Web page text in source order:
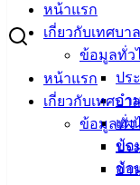
หน้าแรก
เกี่ยวกับเทศบาล
ข้อมูลทั่ว
ปร
อำ
แผ
ข้อ
ข้อ
หน้าแรก
เกี่ยวกับเทศบาล
ข้อมูลทั่ว
ปร
อำ
ผู้ชนะการเสน
16 รายการ
พฤศจิกายน 17,
ประก